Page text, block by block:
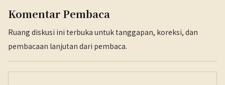
Komentar Pembaca
Ruang diskusi ini terbuka untuk tanggapan, koreksi, dan
pembacaan lanjutan dari pembaca.